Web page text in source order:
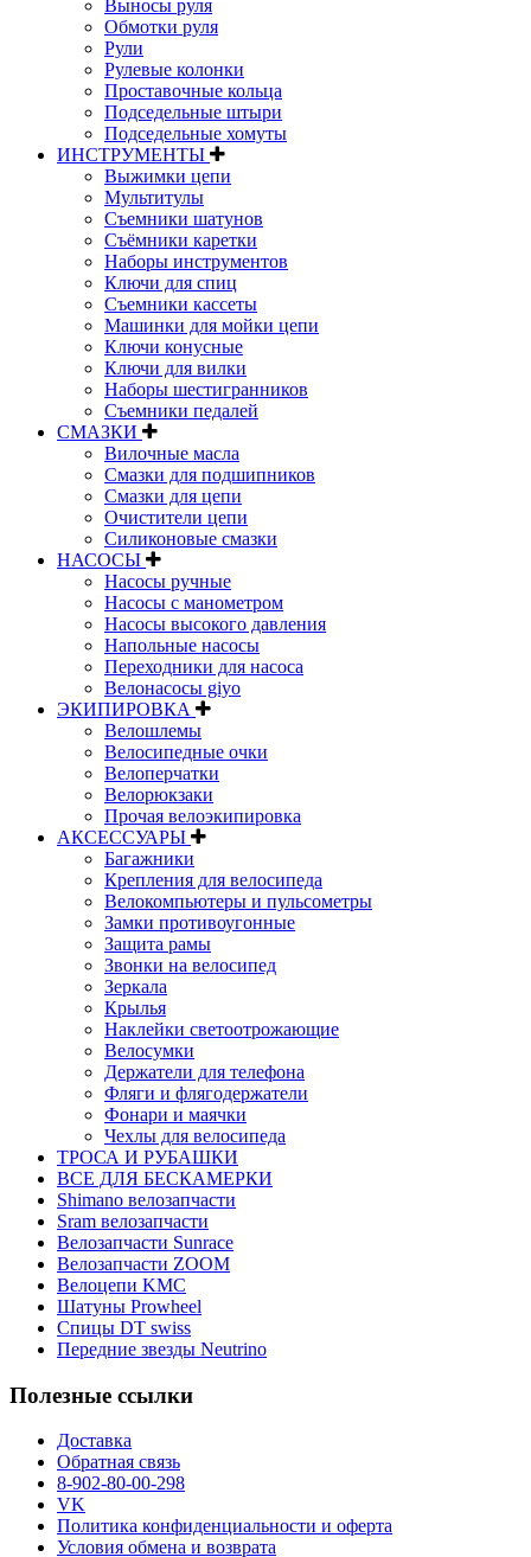
Выносы руля
Обмотки руля
Рули
Рулевые колонки
Проставочные кольца
Подседельные штыри
Подседельные хомуты
ИНСТРУМЕНТЫ
Выжимки цепи
Мультитулы
Съемники шатунов
Съёмники каретки
Наборы инструментов
Ключи для спиц
Съемники кассеты
Машинки для мойки цепи
Ключи конусные
Ключи для вилки
Наборы шестигранников
Съемники педалей
СМАЗКИ
Вилочные масла
Смазки для подшипников
Смазки для цепи
Очистители цепи
Силиконовые смазки
НАСОСЫ
Насосы ручные
Насосы с манометром
Насосы высокого давления
Напольные насосы
Переходники для насоса
Велонасосы giyo
ЭКИПИРОВКА
Велошлемы
Велосипедные очки
Велоперчатки
Велорюкзаки
Прочая велоэкипировка
АКСЕССУАРЫ
Багажники
Крепления для велосипеда
Велокомпьютеры и пульсометры
Замки противоугонные
Защита рамы
Звонки на велосипед
Зеркала
Крылья
Наклейки светоотрожающие
Велосумки
Держатели для телефона
Фляги и флягодержатели
Фонари и маячки
Чехлы для велосипеда
ТРОСА И РУБАШКИ
ВСЕ ДЛЯ БЕСКАМЕРКИ
Shimano велозапчасти
Sram велозапчасти
Велозапчасти Sunrace
Велозапчасти ZOOM
Велоцепи KMC
Шатуны Prowheel
Спицы DT swiss
Передние звезды Neutrino
Полезные ссылки
Доставка
Обратная связь
8-902-80-00-298
VK
Политика конфиденциальности и оферта
Условия обмена и возврата